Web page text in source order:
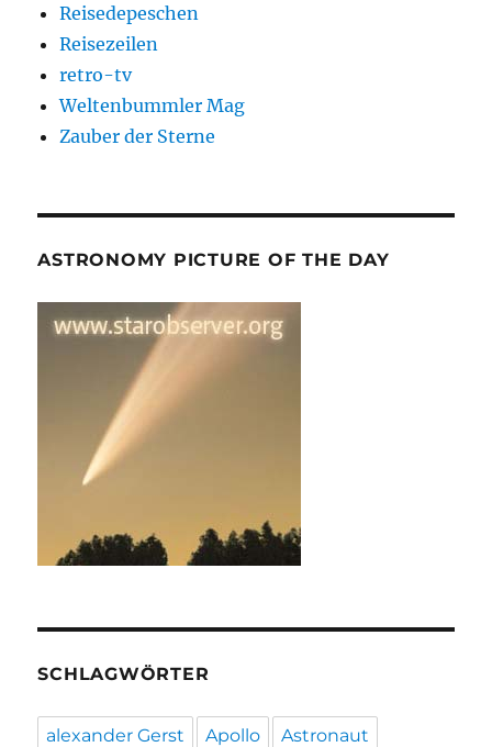
Reisedepeschen
Reisezeilen
retro-tv
Weltenbummler Mag
Zauber der Sterne
ASTRONOMY PICTURE OF THE DAY
SCHLAGWÖRTER
alexander Gerst Apollo Astronaut